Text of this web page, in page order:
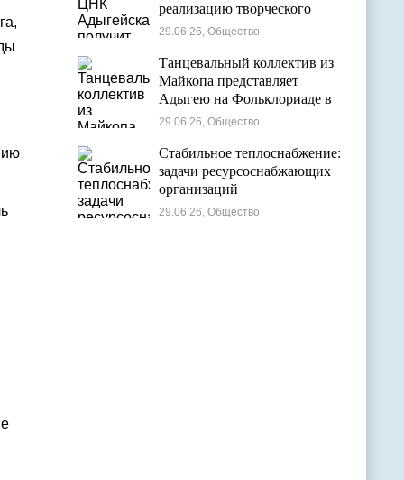
реализацию творческого
проекта в области
29.06.26, Общество
Танцевальный коллектив из
Майкопа представляет
Адыгею на Фольклориаде в
Уфе
29.06.26, Общество
Стабильное теплоснабжение:
задачи ресурсоснабжающих
организаций
29.06.26, Общество